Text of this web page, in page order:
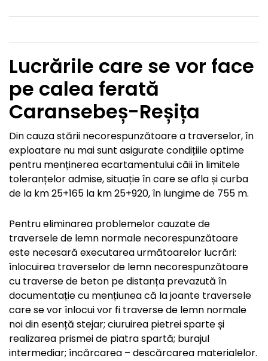
Lucrările care se vor face
pe calea ferată
Caransebeș-Reșița
Din cauza stării necorespunzătoare a traverselor, în
exploatare nu mai sunt asigurate condițiile optime
pentru menținerea ecartamentului căii în limitele
toleranțelor admise, situație în care se afla și curba
de la km 25+165 la km 25+920, în lungime de 755 m.
Pentru eliminarea problemelor cauzate de
traversele de lemn normale necorespunzătoare
este necesară executarea următoarelor lucrări:
înlocuirea traverselor de lemn necorespunzătoare
cu traverse de beton pe distanța prevazută în
documentație cu mențiunea că la joante traversele
care se vor înlocui vor fi traverse de lemn normale
noi din esență stejar; ciuruirea pietrei sparte și
realizarea prismei de piatra spartă; burajul
intermediar; încărcarea – descărcarea materialelor.